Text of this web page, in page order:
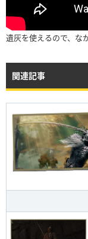
遺灰を使えるので、な
関連記事